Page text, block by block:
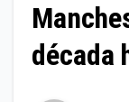
década